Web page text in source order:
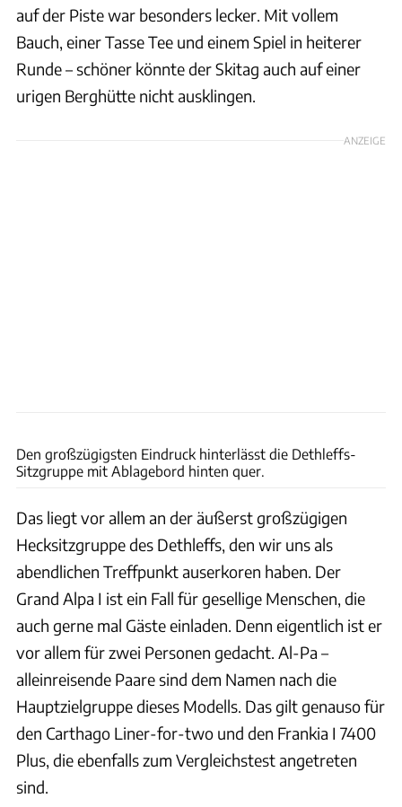
auf der Piste war besonders lecker. Mit vollem
Bauch, einer Tasse Tee und einem Spiel in heiterer
Runde – schöner könnte der Skitag auch auf einer
urigen Berghütte nicht ausklingen.
ANZEIGE
Den großzügigsten Eindruck hinterlässt die Dethleffs-
Sitzgruppe mit Ablagebord hinten quer.
Das liegt vor allem an der äußerst großzügigen
Hecksitzgruppe des Dethleffs, den wir uns als
abendlichen Treffpunkt auserkoren haben. Der
Grand Alpa I ist ein Fall für gesellige Menschen, die
auch gerne mal Gäste einladen. Denn eigentlich ist er
vor allem für zwei Personen gedacht. Al-Pa –
alleinreisende Paare sind dem Namen nach die
Hauptzielgruppe dieses Modells. Das gilt genauso für
den Carthago Liner-for-two und den Frankia I 7400
Plus, die ebenfalls zum Vergleichstest angetreten
sind.